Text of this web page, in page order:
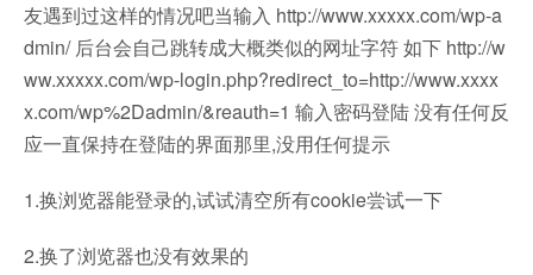
友遇到过这样的情况吧当输入 http://www.xxxxx.com/wp-a
dmin/ 后台会自己跳转成大概类似的网址字符 如下 http://w
ww.xxxxx.com/wp-login.php?redirect_to=http://www.xxxx
x.com/wp%2Dadmin/&reauth=1 输入密码登陆 没有任何反
应一直保持在登陆的界面那里,没用任何提示
1.换浏览器能登录的,试试清空所有cookie尝试一下
2.换了浏览器也没有效果的